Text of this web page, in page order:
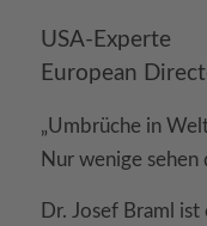
USA-Experte
European
„Umbrüche in
Nur wenige sehen
Dr. Josef Braml